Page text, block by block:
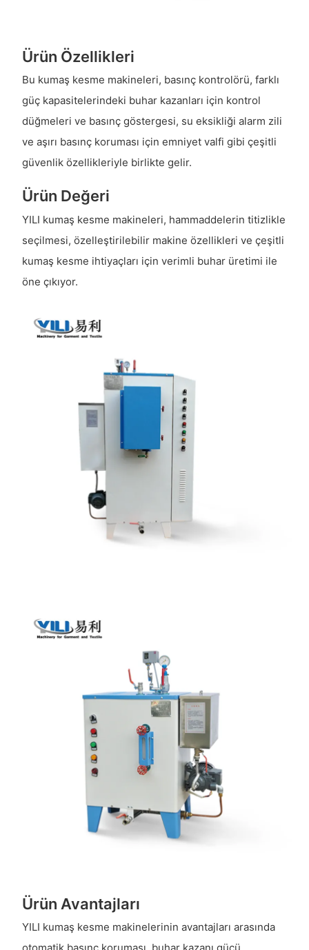
Ürün Özellikleri
Bu kumaş kesme makineleri, basınç kontrolörü, farklı
güç kapasitelerindeki buhar kazanları için kontrol
düğmeleri ve basınç göstergesi, su eksikliği alarm zili
ve aşırı basınç koruması için emniyet valfi gibi çeşitli
güvenlik özellikleriyle birlikte gelir.
Ürün Değeri
YILI kumaş kesme makineleri, hammaddelerin titizlikle
seçilmesi, özelleştirilebilir makine özellikleri ve çeşitli
kumaş kesme ihtiyaçları için verimli buhar üretimi ile
öne çıkıyor.
Ürün Avantajları
YILI kumaş kesme makinelerinin avantajları arasında